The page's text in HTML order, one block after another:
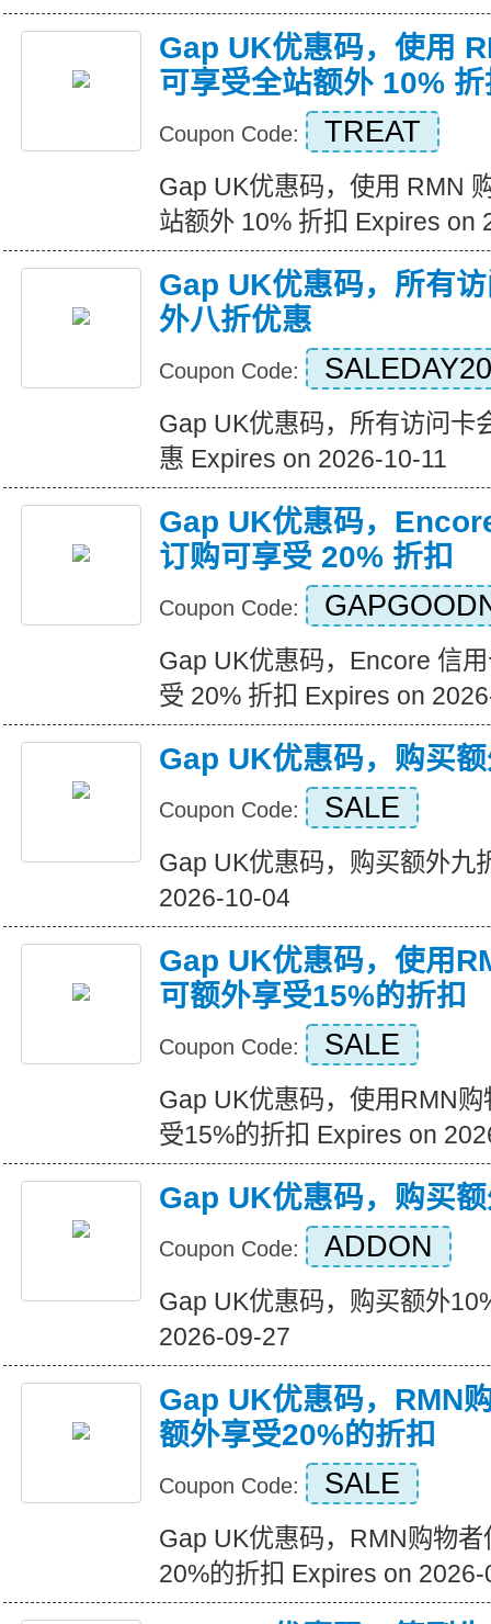
Gap UK优惠码，使用
可享受全站额外 10% 折
Coupon Code: TREAT
Gap UK优惠码，使用 RMN
站额外 10% 折扣 Expires on
Gap UK优惠码，所有
外八折优惠
Coupon Code: SALEDAY20
Gap UK优惠码，所有访问卡
惠 Expires on 2026-10-11
Gap UK优惠码，
订购可享受 20% 折扣
Coupon Code:
Gap UK优惠码，Encore 信
受 20% 折扣 Expires on
Gap UK优惠码，购买
Coupon Code: SALE
Gap UK优惠码，购买额外九
2026-10-04
Gap UK优惠码，使用
可额外享受15%的折扣
Coupon Code: SALE
Gap UK优惠码，使用RMN
受15%的折扣 Expires on
Gap UK优惠码，购买
Coupon Code: ADDON
Gap UK优惠码，购买额外
2026-09-27
Gap UK优惠码，RMN
额外享受20%的折扣
Coupon Code: SALE
Gap UK优惠码，RMN购物
20%的折扣 Expires on